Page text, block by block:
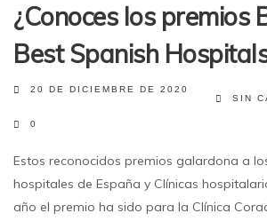
¿Conoces los premios
Best Spanish
20 DE DICIEMBRE DE 2020
SIN
0
Estos reconocidos premios galardona a
hospitales de España y Clínicas
año el premio ha sido para la Clínica